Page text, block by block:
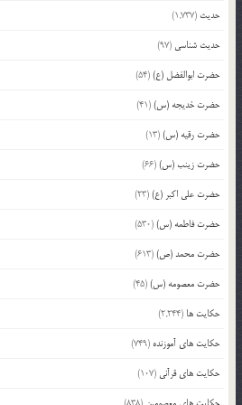
حدیث (1,737)
حدیث شناسی (97)
حضرت ابوالفضل (ع)(54)
حضرت خدیجه (س)(41)
حضرت رقیه (س)(13)
حضرت زینب (س)(66)
حضرت علی اکبر (ع)(23)
حضرت فاطمه (س)(530)
حضرت محمد (ص)(613)
حضرت معصومه (س)(45)
حکایت ها (2,244)
حکایت های آموزنده (749)
حکایت های قرآنی (107)